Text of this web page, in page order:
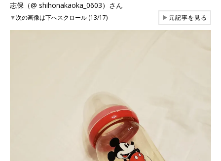
志保（@ shihonakaoka_0603）さん
▼次の画像は下へスクロール (13/17) ▶元記事を見る